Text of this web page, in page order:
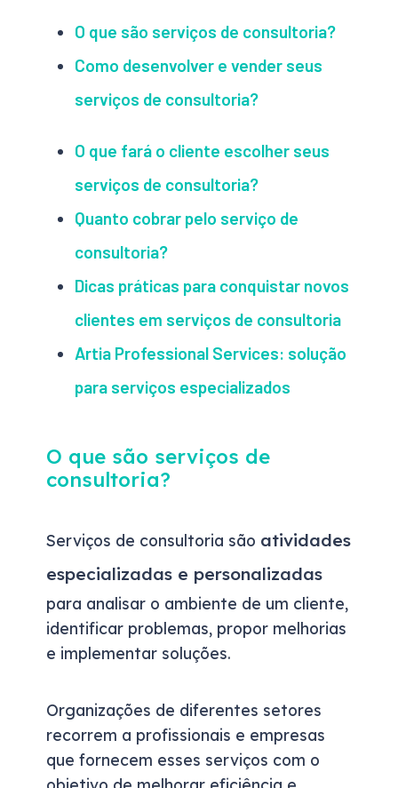
O que são serviços de consultoria?
Como desenvolver e vender seus
serviços de consultoria?
O que fará o cliente escolher seus
serviços de consultoria?
Quanto cobrar pelo serviço de
consultoria?
Dicas práticas para conquistar novos
clientes em serviços de consultoria
Artia Professional Services: solução
para serviços especializados
O que são serviços de
consultoria?
Serviços de consultoria são atividades
especializadas e personalizadas
para analisar o ambiente de um cliente,
identificar problemas, propor melhorias
e implementar soluções.
Organizações de diferentes setores
recorrem a profissionais e empresas
que fornecem esses serviços com o